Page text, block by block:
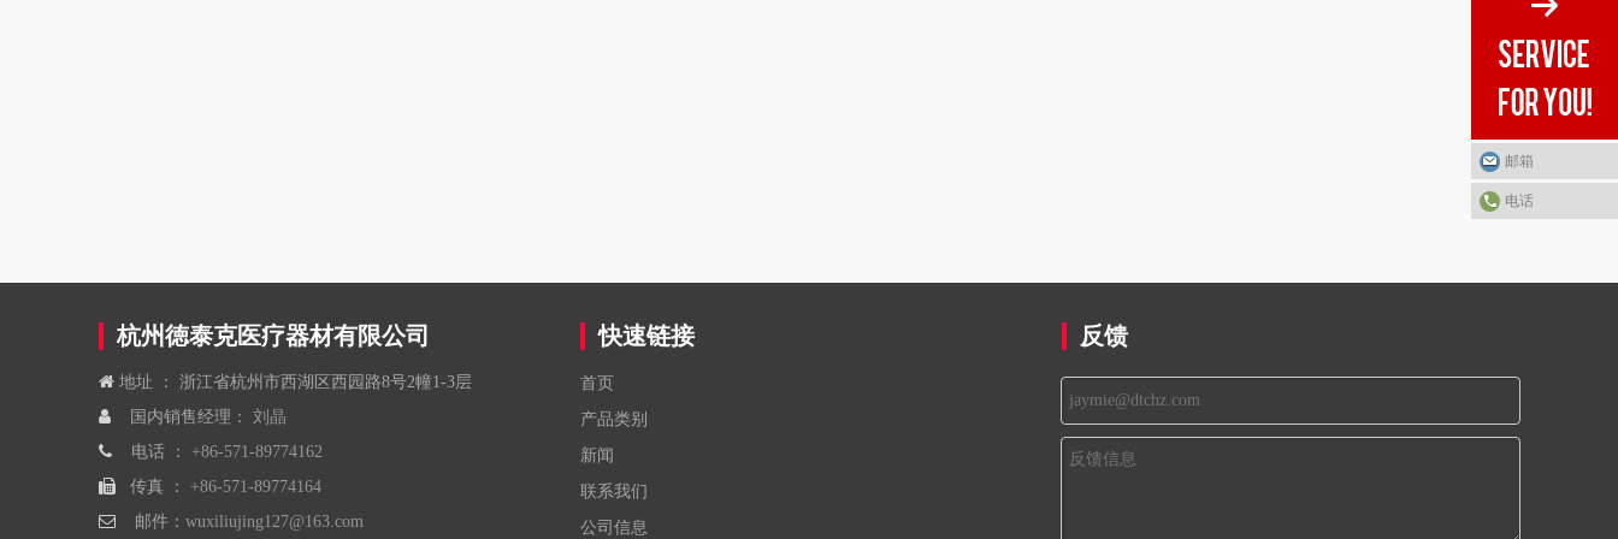
杭州徳泰克医疗器材有限公司
 地址 ： 浙江省杭州市西湖区西园路8号2幢1-3层
 国内销售经理： 刘晶
 电话 ： +86-571-89774162
 传真 ： +86-571-89774164
 邮件： wuxiliujing127@163.com
快速链接
首页
产品类别
新闻
联系我们
公司信息
邮箱
电话
反馈